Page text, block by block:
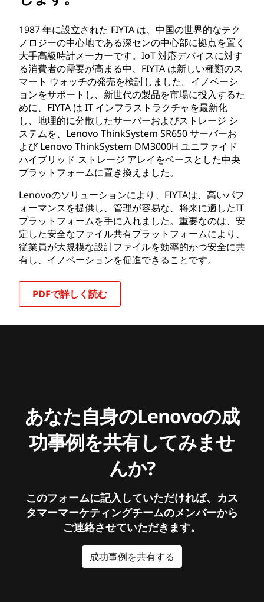
1987 年に設立された FIYTA は、中国の世界的なテク
ノロジーの中心地である深センの中心部に拠点を置く
大手高級時計メーカーです。IoT 対応デバイスに対す
る消費者の需要が高まる中、FIYTA は新しい種類のス
マート ウォッチの発売を検討しました。イノベーシ
ョンをサポートし、新世代の製品を市場に投入するた
めに、FIYTA は IT インフラストラクチャを最新化
し、地理的に分散したサーバーおよびストレージ シ
ステムを、Lenovo ThinkSystem SR650 サーバーお
よび Lenovo ThinkSystem DM3000H ユニファイド
ハイブリッド ストレージ アレイをベースとした中央
プラットフォームに置き換えました。
Lenovoのソリューションにより、FIYTAは、高いパフ
ォーマンスを提供し、管理が容易な、将来に適したIT
プラットフォームを手に入れました。重要なのは、安
定した安全なファイル共有プラットフォームにより、
従業員が大規模な設計ファイルを効率的かつ安全に共
有し、イノベーションを促進できることです。
PDFで詳しく読む
あなた自身のLenovoの成
功事例を共有してみませ
んか?
このフォームに記入していただければ、カス
タマーマーケティングチームのメンバーから
ご連絡させていただきます。
成功事例を共有する